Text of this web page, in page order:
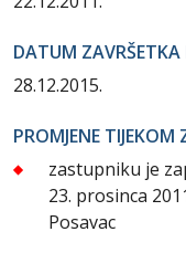
DATUM
28.12.2015.
PROMJENE
zastupniku je
23. prosinca
Posavac